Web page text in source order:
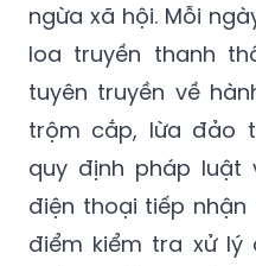
ngừa xã hội. Mỗi
loa truyền thanh
tuyên truyền về
trộm cắp, lừa đảo
quy định pháp luật
điện thoại tiếp nhận
điểm kiểm tra xử